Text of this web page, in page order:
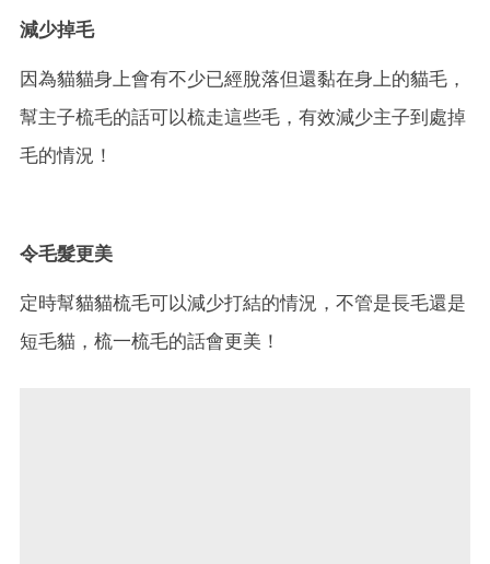
減少掉毛
因為貓貓身上會有不少已經脫落但還黏在身上的貓毛，
幫主子梳毛的話可以梳走這些毛，有效減少主子到處掉
毛的情況！
令毛髮更美
定時幫貓貓梳毛可以減少打結的情況，不管是長毛還是
短毛貓，梳一梳毛的話會更美！